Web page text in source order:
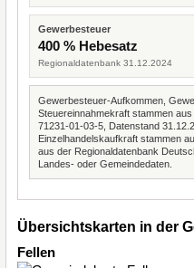
Gewerbesteuer
400 % Hebesatz
Regionaldatenbank 31.12.2024
Gewerbesteuer-Aufkommen,
Steuereinnahmekraft stammen
71231-01-03-5, Datenstand
Einzelhandelskaufkraft stammen
aus der Regionaldatenbank
Landes- oder Gemeindedaten.
Übersichtskarten in der
Fellen